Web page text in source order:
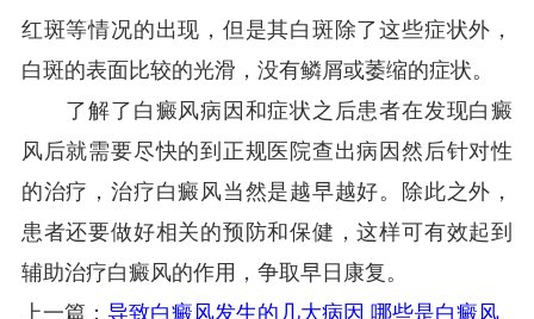
红斑等情况的出现，但是其白斑除了这些症状外，
白斑的表面比较的光滑，没有鳞屑或萎缩的症状。
了解了白癜风病因和症状之后患者在发现白癜
风后就需要尽快的到正规医院查出病因然后针对性
的治疗，治疗白癜风当然是越早越好。除此之外，
患者还要做好相关的预防和保健，这样可有效起到
辅助治疗白癜风的作用，争取早日康复。
上一篇： 导致白癜风发生的几大病因 哪些是白癜风